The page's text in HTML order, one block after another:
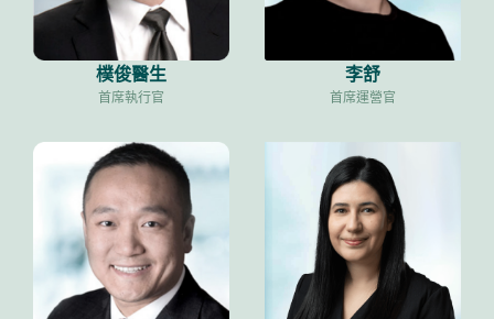
樸俊醫生
首席執行官
李舒
首席運營官